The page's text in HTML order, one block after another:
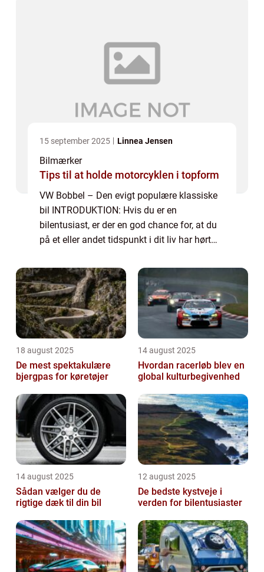
15 september 2025 Linnea Jensen
Bilmærker
Tips til at holde motorcyklen i topform
VW Bobbel – Den evigt populære klassiske
bil INTRODUKTION: Hvis du er en
bilentusiast, er der en god chance for, at du
på et eller andet tidspunkt i dit liv har hørt
en særlig plads i bilhistorien og har...
18 august 2025
De mest spektakulære
bjergpas for køretøjer
14 august 2025
Hvordan racerløb blev en
global kulturbegivenhed
14 august 2025
Sådan vælger du de
rigtige dæk til din bil
12 august 2025
De bedste kystveje i
verden for bilentusiaster